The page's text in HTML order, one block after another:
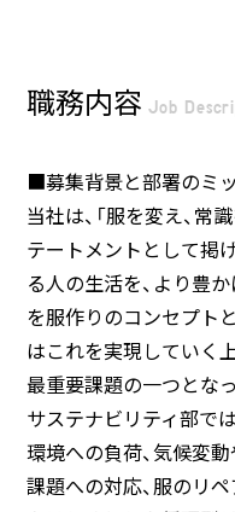
職務内容 Job
■募集背景と部署のミ
当社は、「服を変え、常
テートメントとして掲
る人の生活を、より豊
を服作りのコンセプト
はこれを実現していく
最重要課題の一つとな
サステナビリティ部で
環境への負荷、気候変
課題への対応、服のリ